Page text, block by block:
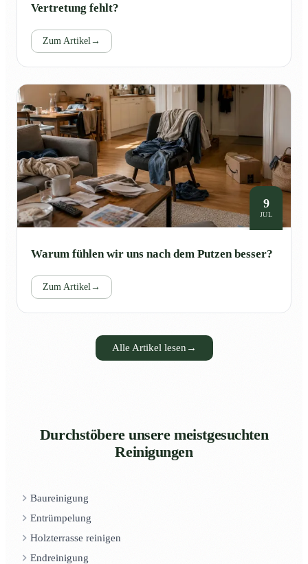
Vertretung fehlt?
Zum Artikel →
9
JUL
Warum fühlen wir uns nach dem Putzen besser?
Zum Artikel →
Alle Artikel lesen →
Durchstöbere unsere meistgesuchten
Reinigungen
Baureinigung
Entrümpelung
Holzterrasse reinigen
Endreinigung